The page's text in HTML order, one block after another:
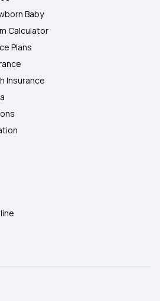
Baby
Calculator
Plans
Insurance